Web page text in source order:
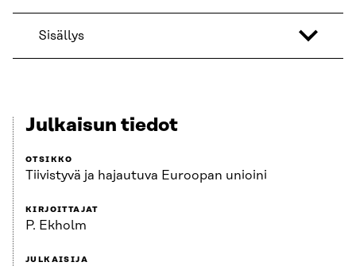
Sisällys
Julkaisun tiedot
OTSIKKO
Tiivistyvä ja hajautuva Euroopan unioini
KIRJOITTAJAT
P. Ekholm
JULKAISIJA